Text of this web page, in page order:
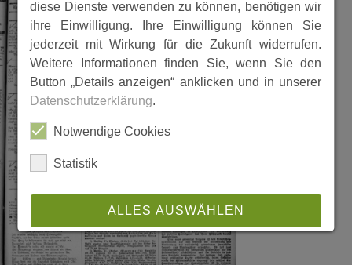
diese Dienste verwenden zu können, benötigen wir
ihre Einwilligung. Ihre Einwilligung können Sie
jederzeit mit Wirkung für die Zukunft widerrufen.
Weitere Informationen finden Sie, wenn Sie den
Button „Details anzeigen“ anklicken und in unserer
Datenschutzerklärung.
Notwendige Cookies
Statistik
ALLES AUSWÄHLEN
ABLEHNEN